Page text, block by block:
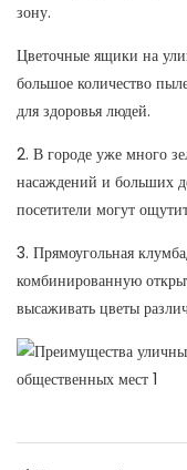
зону.
Цветочные ящики на
большое количество
для здоровья людей.
2. В городе уже много
насаждений и больших
посетители могут
3. Прямоугольная
комбинированную
высаживать цветы